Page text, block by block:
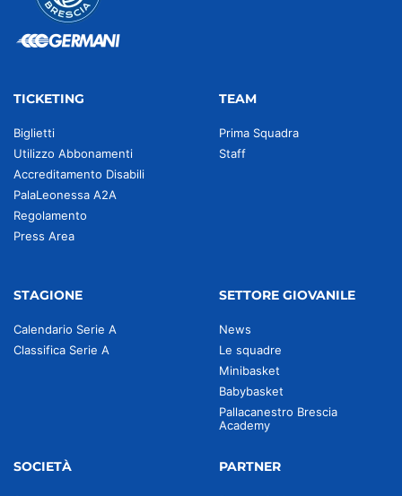
TICKETING
Biglietti
Utilizzo Abbonamenti
Accreditamento Disabili
PalaLeonessa A2A
Regolamento
Press Area
TEAM
Prima Squadra
Staff
STAGIONE
Calendario Serie A
Classifica Serie A
SETTORE GIOVANILE
News
Le squadre
Minibasket
Babybasket
Pallacanestro Brescia
Academy
SOCIETÀ PARTNER